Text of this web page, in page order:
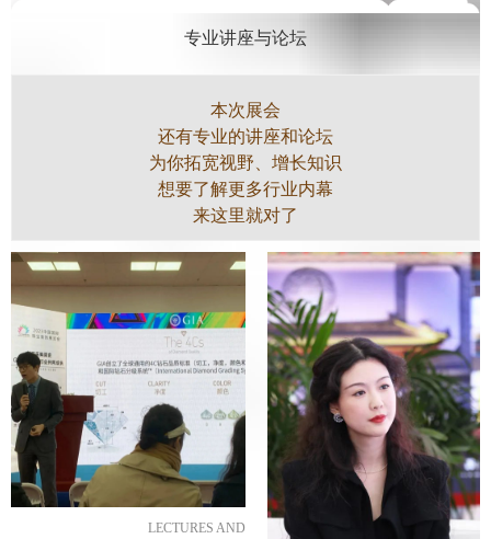
专业讲座与论坛
本次展会
还有专业的讲座和论坛
为你拓宽视野、增长知识
想要了解更多行业内幕
来这里就对了
LECTURES AND